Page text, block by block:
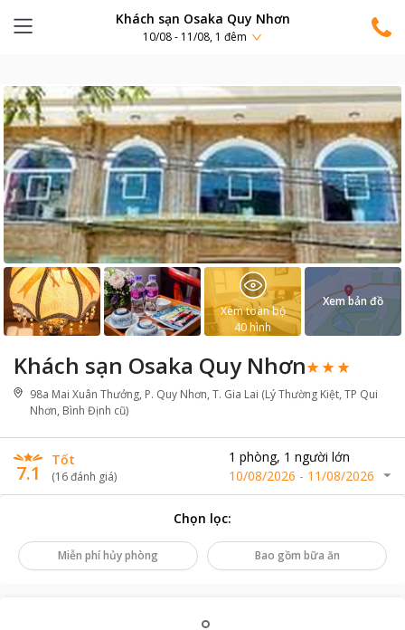
Khách sạn Osaka Quy Nhơn
10/08 - 11/08, 1 đêm
Khách sạn Osaka Quy Nhơn
98a Mai Xuân Thưởng, P. Quy Nhơn, T. Gia Lai (Lý Thường Kiệt, TP Qui
Nhơn, Bình Định cũ)
7.1
Tốt
(16đánh giá)
1 phòng, 1 người lớn
10/08/2026 - 11/08/2026
Xem toàn bộ
40hình
Xem bản đồ
Chọn lọc:
Miễn phí hủy phòng Bao gồm bữa ăn